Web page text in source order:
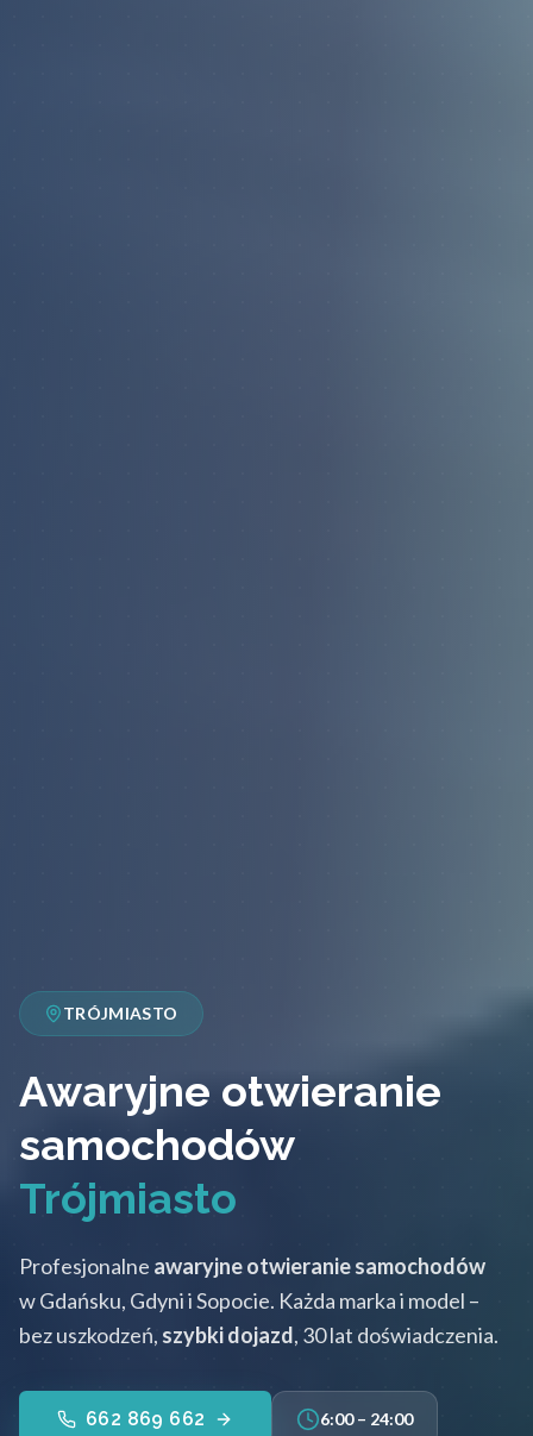
TRÓJMIASTO
Awaryjne otwieranie
samochodów
Trójmiasto
Profesjonalne awaryjne otwieranie samochodów
w Gdańsku, Gdyni i Sopocie. Każda marka i model –
bez uszkodzeń, szybki dojazd, 30 lat doświadczenia.
662 869 662 6:00 – 24:00